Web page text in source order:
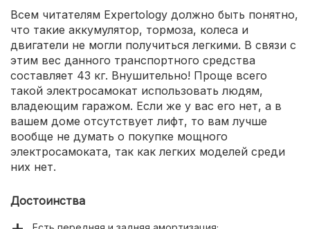
Всем читателям Expertology должно быть понятно,
что такие аккумулятор, тормоза, колеса и
двигатели не могли получиться легкими. В связи с
этим вес данного транспортного средства
составляет 43 кг. Внушительно! Проще всего
такой электросамокат использовать людям,
владеющим гаражом. Если же у вас его нет, а в
вашем доме отсутствует лифт, то вам лучше
вообще не думать о покупке мощного
электросамоката, так как легких моделей среди
них нет.
Достоинства